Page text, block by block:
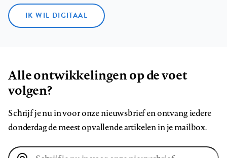
IK WIL DIGITAAL
Alle ontwikkelingen op de voet
volgen?
Schrijf je nu in voor onze nieuwsbrief en ontvang iedere
donderdag de meest opvallende artikelen in je mailbox.